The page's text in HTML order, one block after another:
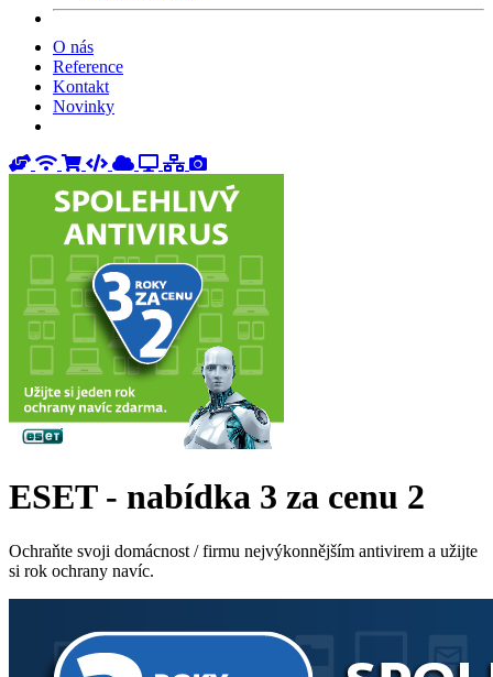
O nás
Reference
Kontakt
Novinky
ESET - nabídka 3 za cenu 2
Ochraňte svoji domácnost / firmu nejvýkonnějším antivirem a užijte
si rok ochrany navíc.